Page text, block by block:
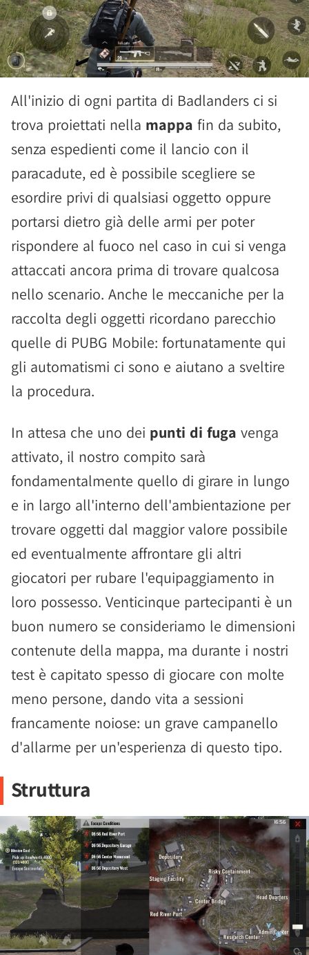
All'inizio di ogni partita di Badlanders ci si
trova proiettati nella mappa fin da subito,
senza espedienti come il lancio con il
paracadute, ed è possibile scegliere se
esordire privi di qualsiasi oggetto oppure
portarsi dietro già delle armi per poter
rispondere al fuoco nel caso in cui si venga
attaccati ancora prima di trovare qualcosa
nello scenario. Anche le meccaniche per la
raccolta degli oggetti ricordano parecchio
quelle di PUBG Mobile: fortunatamente qui
gli automatismi ci sono e aiutano a sveltire
la procedura.
In attesa che uno dei punti di fuga venga
attivato, il nostro compito sarà
fondamentalmente quello di girare in lungo
e in largo all'interno dell'ambientazione per
trovare oggetti dal maggior valore possibile
ed eventualmente affrontare gli altri
giocatori per rubare l'equipaggiamento in
loro possesso. Venticinque partecipanti è un
buon numero se consideriamo le dimensioni
contenute della mappa, ma durante i nostri
test è capitato spesso di giocare con molte
meno persone, dando vita a sessioni
francamente noiose: un grave campanello
d'allarme per un'esperienza di questo tipo.
Struttura